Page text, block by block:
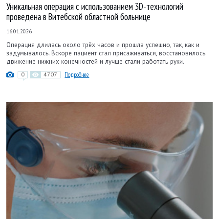
Уникальная операция с использованием 3D-технологий
проведена в Витебской областной больнице
16.01.2026
Операция длилась около трёх часов и прошла успешно, так, как и
задумывалось. Вскоре пациент стал присаживаться, восстановилось
движение нижних конечностей и лучше стали работать руки.
0 4707 Подробнее